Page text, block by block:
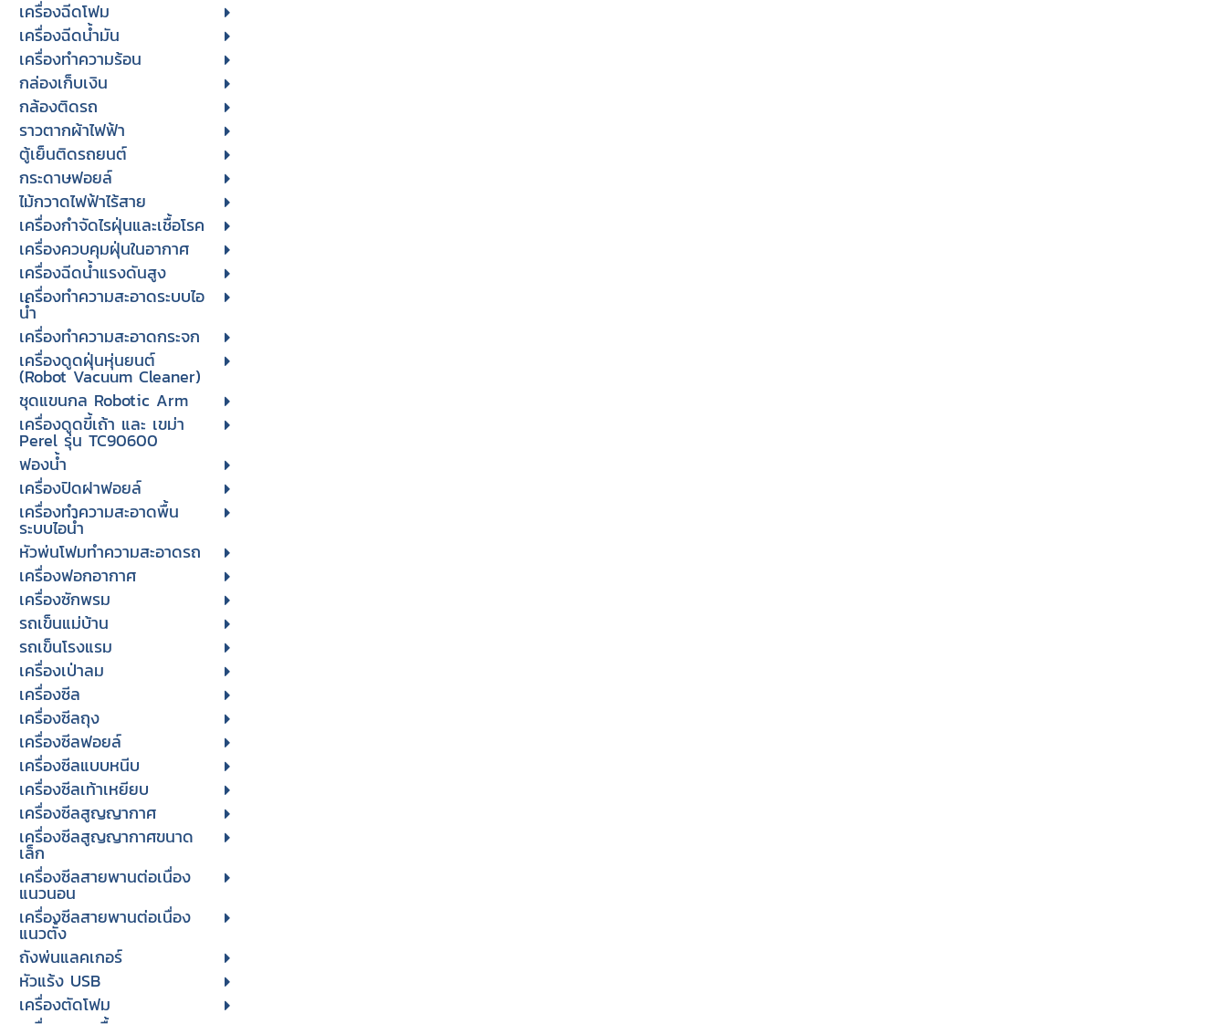
เครื่องฉีดโฟม
เครื่องฉีดน้ำมัน
เครื่องทำความร้อน
กล่องเก็บเงิน
กล้องติดรถ
ราวตากผ้าไฟฟ้า
ตู้เย็นติดรถยนต์
กระดาษฟอยล์
ไม้กวาดไฟฟ้าไร้สาย
เครื่องกำจัดไรฝุ่นและเชื้อโรค
เครื่องควบคุมฝุ่นในอากาศ
เครื่องฉีดน้ำแรงดันสูง
เครื่องทำความสะอาดระบบไอ
น้ำ
เครื่องทำความสะอาดกระจก
เครื่องดูดฝุ่นหุ่นยนต์
(Robot Vacuum Cleaner)
ชุดแขนกล Robotic Arm
เครื่องดูดขี้เถ้า และ เขม่า
Perel รุ่น TC90600
ฟองน้ำ
เครื่องปิดฝาฟอยล์
เครื่องทำความสะอาดพื้น
ระบบไอน้ำ
หัวพ่นโฟมทำความสะอาดรถ
เครื่องฟอกอากาศ
เครื่องซักพรม
รถเข็นแม่บ้าน
รถเข็นโรงแรม
เครื่องเป่าลม
เครื่องซีล
เครื่องซีลถุง
เครื่องซีลฟอยล์
เครื่องซีลแบบหนีบ
เครื่องซีลเท้าเหยียบ
เครื่องซีลสูญญากาศ
เครื่องซีลสูญญากาศขนาด
เล็ก
เครื่องซีลสายพานต่อเนื่อง
แนวนอน
เครื่องซีลสายพานต่อเนื่อง
แนวตั้ง
ถังพ่นแลคเกอร์
หัวแร้ง USB
เครื่องตัดโฟม